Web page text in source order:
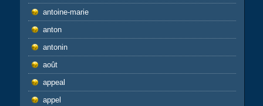
antoine-marie
anton
antonin
août
appeal
appel